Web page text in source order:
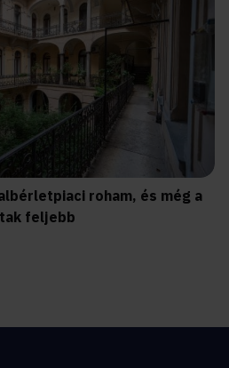
roham, és még a
feljebb